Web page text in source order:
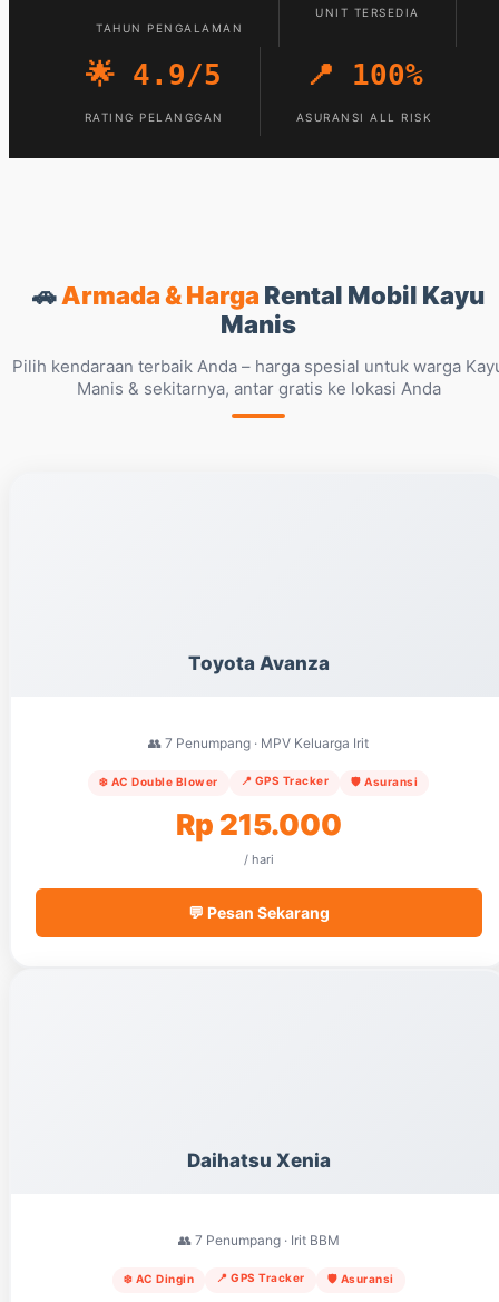
TAHUN PENGALAMAN
UNIT TERSEDIA
🌟 4.9/5
RATING PELANGGAN
📍 100%
ASURANSI ALL RISK
🚗Armada & Harga Rental Mobil Kayu
Manis
Pilih kendaraan terbaik Anda – harga spesial untuk warga
Manis & sekitarnya, antar gratis ke lokasi Anda
Toyota Avanza
👥 7 Penumpang · MPV Keluarga Irit
❄️ AC Double Blower 📍 GPS Tracker 🛡️ Asuransi
Rp 215.000
/ hari
💬 Pesan Sekarang
Daihatsu Xenia
👥 7 Penumpang · Irit BBM
❄️ AC Dingin 📍 GPS Tracker 🛡️ Asuransi